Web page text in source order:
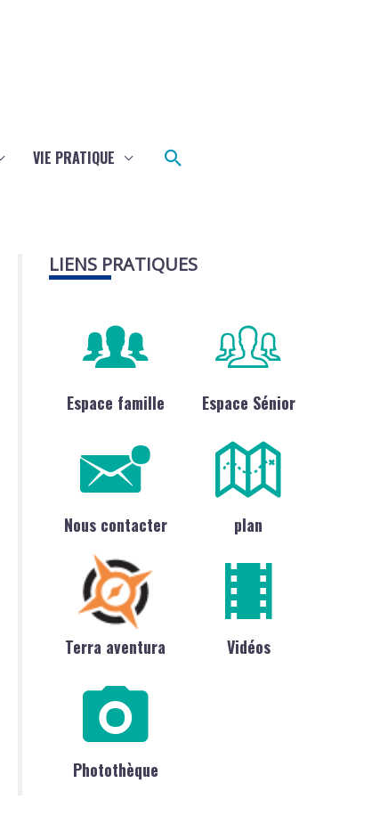
VIE PRATIQUE Rechercher
LIENS PRATIQUES
Espace famille Espace Sénior
Nous contacter plan
Terra aventura Vidéos
Photothèque